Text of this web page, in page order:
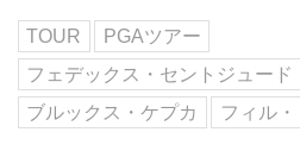
TOUR
PGAツアー
フェデックス・セントジュード
ブルックス・ケプカ
フィル